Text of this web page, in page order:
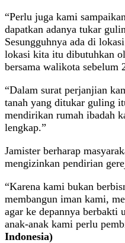
“Perlu juga kami
dapatkan adanya tukar
Sesungguhnya ada di
lokasi kita itu dibutuhkan
bersama walikota
“Dalam surat perjanjian
tanah yang ditukar guling
mendirikan rumah ibadah
lengkap.”
Jamister berharap
mengizinkan pendirian
“Karena kami bukan
membangun iman kami,
agar ke depannya berbakti
anak-anak kami perlu
Indonesia)